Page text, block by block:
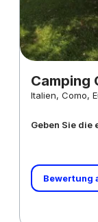
Camping
Italien, Como,
Geben Sie die
Bewertung